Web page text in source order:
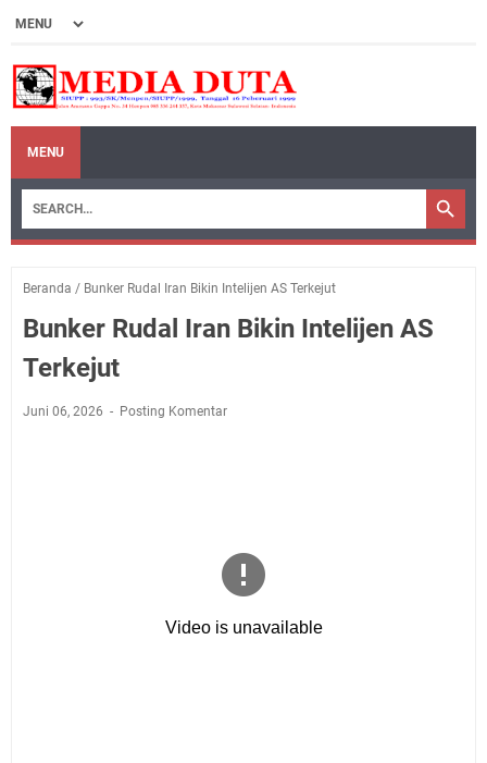
MENU
Beranda / Bunker Rudal Iran Bikin Intelijen AS Terkejut
Bunker Rudal Iran Bikin Intelijen AS
Terkejut
Juni 06, 2026 Posting Komentar